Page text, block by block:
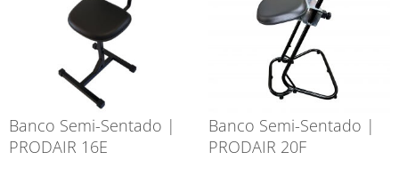
Banco Semi-Sentado |
PRODAIR 16E
Banco Semi-Sentado |
PRODAIR 20F